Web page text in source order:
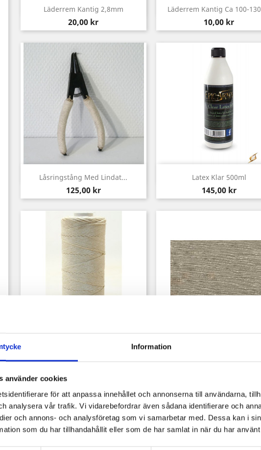
Information
använder cookies
för att anpassa innehållet och annonserna till användarna,
analysera vår trafik. Vi vidarebefordrar även sådana identifierare och
och annons- och analysföretag som vi samarbetar med. Dessa kan i
som du har tillhandahållit eller som de har samlat in när du har
Läderrem Kantig 2,8mm
Pris
20,00 kr
Snabbvy Läderrem Kantig Ca 100-
Pris
10,00 kr
Snabbvy
Låsringstång Med Lindat...
Pris
125,00 kr
Snabbvy Latex Klar 500ml
Pris
145,00 kr
Snabbvy
Pris
99,00 kr